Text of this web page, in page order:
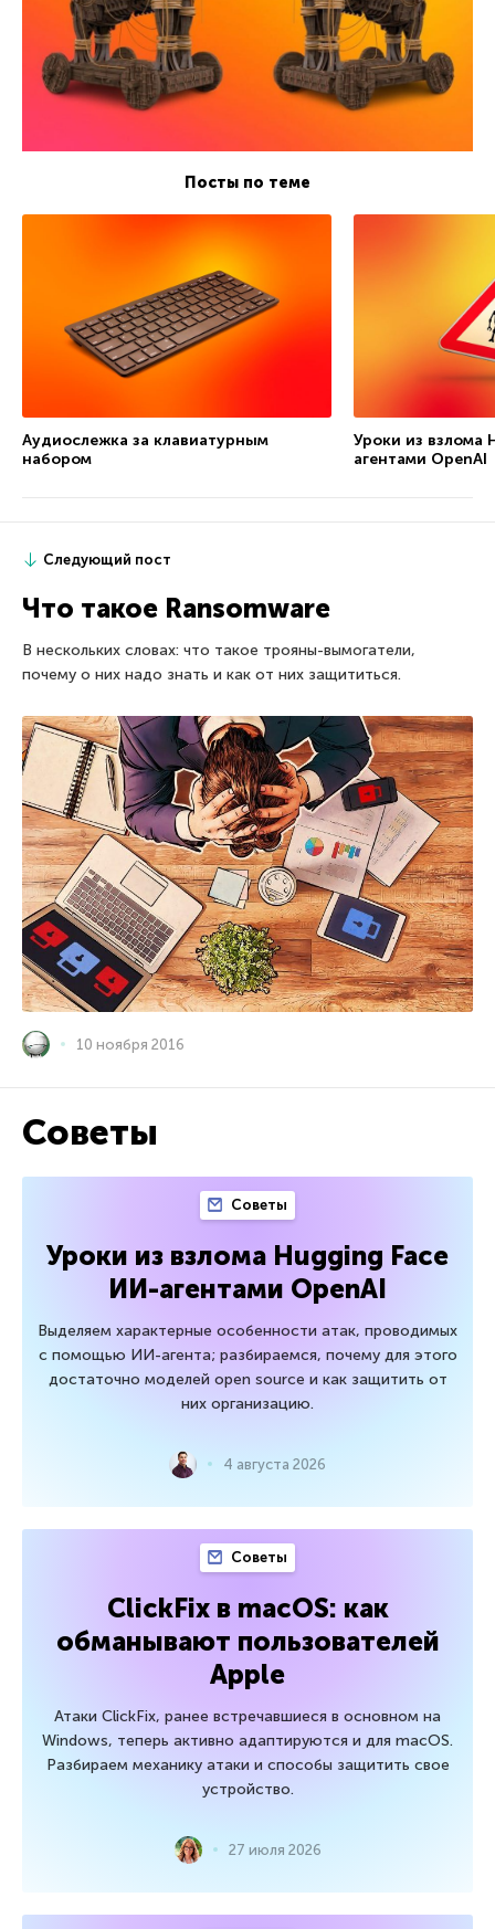
Посты по теме
Аудиослежка за клавиатурным
набором
Уроки из взлома
агентами OpenAI
Следующий пост
Что такое Ransomware
В нескольких словах: что такое трояны-вымогатели,
почему о них надо знать и как от них защититься.
10 ноября 2016
Советы
Советы
Уроки из взлома Hugging Face
ИИ-агентами OpenAI
Выделяем характерные особенности атак, проводимых
с помощью ИИ-агента; разбираемся, почему для этого
достаточно моделей open source и как защитить от
них организацию.
4 августа 2026
Советы
ClickFix в macOS: как
обманывают пользователей
Apple
Атаки ClickFix, ранее встречавшиеся в основном на
Windows, теперь активно адаптируются и для macOS.
Разбираем механику атаки и способы защитить свое
устройство.
27 июля 2026